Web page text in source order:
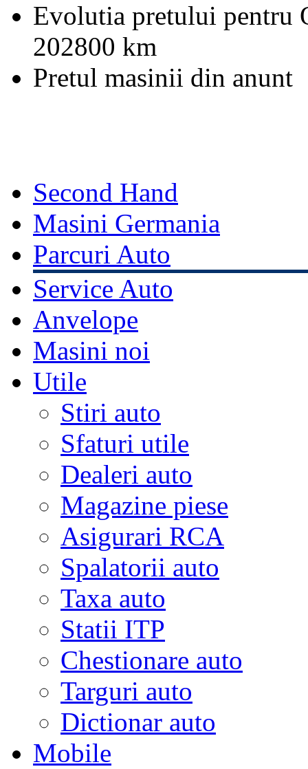
Evolutia pretului pentru
202800 km
Pretul masinii din anunt
Second Hand
Masini Germania
Parcuri Auto
Service Auto
Anvelope
Masini noi
Utile
Stiri auto
Sfaturi utile
Dealeri auto
Magazine piese
Asigurari RCA
Spalatorii auto
Taxa auto
Statii ITP
Chestionare auto
Targuri auto
Dictionar auto
Mobile